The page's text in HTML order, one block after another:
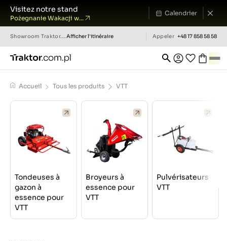
Visitez notre stand
Pożegnanie Wakacji w...
Calendrier
Showroom Traktor.com.pl Afficher l'itinéraire Appeler +48 17 858 58 58
Accueil Tous les produits VTT
Tondeuses à
gazon à
essence pour
VTT
Broyeurs à
essence pour
VTT
Pulvérisateurs
VTT